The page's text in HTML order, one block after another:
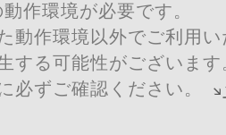
作環境が必要です。
動作環境以外でご利用
する可能性がございます
必ずご確認ください。